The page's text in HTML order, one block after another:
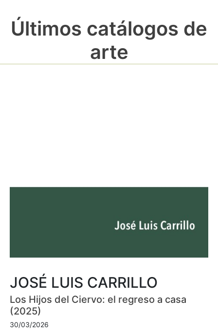
Últimos catálogos de
arte
JOSÉ LUIS CARRILLO
Los Hijos del Ciervo: el regreso a casa
(2025)
30/03/2026